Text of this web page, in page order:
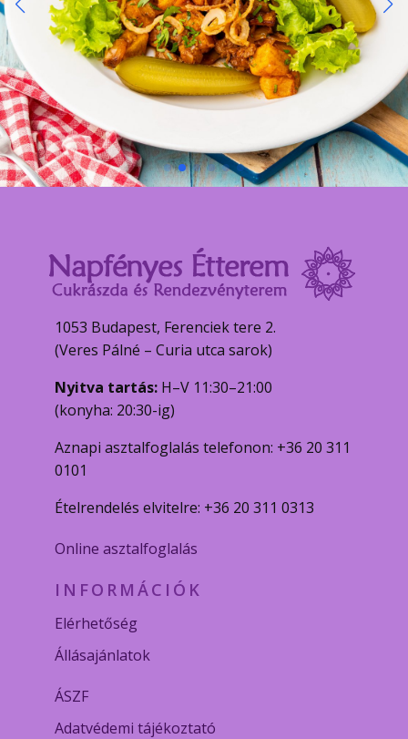
1053 Budapest, Ferenciek tere 2.
(Veres Pálné – Curia utca sarok)
Nyitva tartás: H–V 11:30–21:00
(konyha: 20:30-ig)
Aznapi asztalfoglalás telefonon: +36 20 311
0101
Ételrendelés elvitelre: +36 20 311 0313
Online asztalfoglalás
INFORMÁCIÓK
Elérhetőség
Állásajánlatok
ÁSZF
Adatvédemi tájékoztató